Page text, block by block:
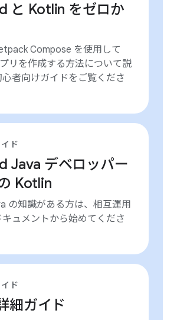
と Kotlin をゼロか
Compose を使用して
リを作成する方法について説
者向けガイドをご覧くださ
ド
Java デベロッパー
Kotlin
の知識がある方は、相互運用
ュメントから始めてくださ
ド
細ガイド